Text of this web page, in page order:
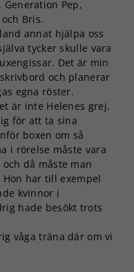
Generation Pep,
Bris.
annat hjälpa oss
tycker skulle vara
Det är min
och planerar
egna röster.
är inte Helenes grej.
för att ta sina
boxen om så
i rörelse måste vara
då måste man
har till exempel
kvinnor i
hade besökt trots
våga träna där om vi